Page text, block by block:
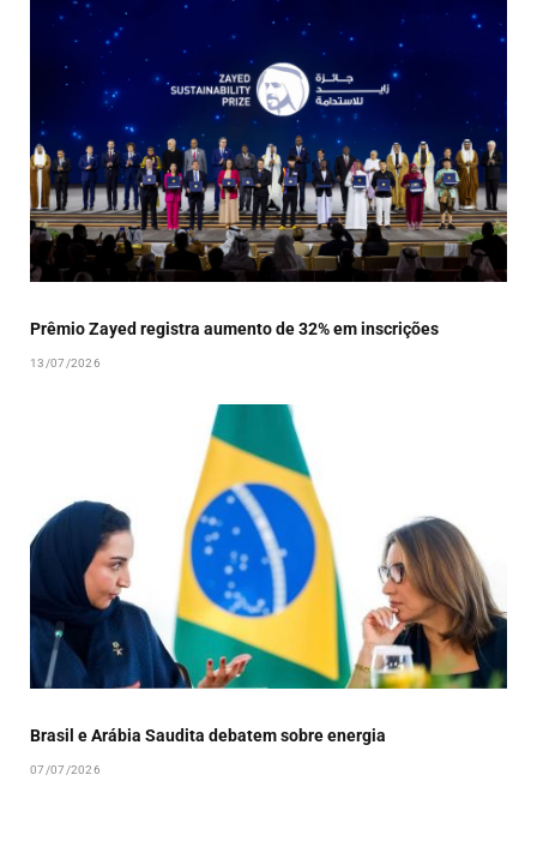
Prêmio Zayed registra aumento de 32% em inscrições
13/07/2026
Brasil e Arábia Saudita debatem sobre energia
07/07/2026